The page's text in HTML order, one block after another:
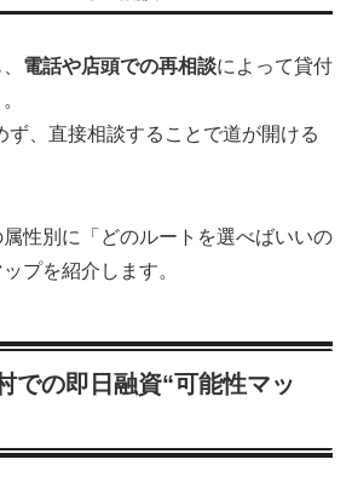
電話や店頭での再相談によって貸付
ず、直接相談することで道が開ける
性別に「どのルートを選べばいいの
プを紹介します。
での即日融資“可能性マッ